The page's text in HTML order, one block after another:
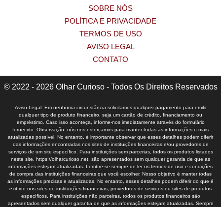
SOBRE NÓS
POLÍTICA E PRIVACIDADE
TERMOS DE USO
AVISO LEGAL
CONTATO
© 2022 - 2026 Olhar Curioso - Todos Os Direitos Reservados
Aviso Legal: Em nenhuma circunstância solicitamos qualquer pagamento para emitir
qualquer tipo de produto financeiro, seja um cartão de crédito, financiamento ou
empréstimo. Caso isso aconteça, informe-nos imediatamente através do formulário
fornecido. Observação: nós nos esforçamos para manter todas as informações o mais
atualizadas possível. No entanto, é importante observar que esses detalhes podem diferir
das informações encontradas nos sites de instituições financeiras e/ou provedores de
serviços de um site específico. Para instituições sem parcerias, todos os produtos listados
neste site, https://olharcurioso.net, são apresentados sem qualquer garantia de que as
informações estejam atualizadas. Lembre-se sempre de ler os termos de uso e condições
de compra das instituições financeiras que você escolher. Nosso objetivo é manter todas
as informações precisas e atualizadas. No entanto, esses detalhes podem diferir do que é
exibido nos sites de instituições financeiras, provedores de serviços ou sites de produtos
específicos. Para instituições não parceiras, todos os produtos financeiros são
apresentados sem qualquer garantia de que as informações estejam atualizadas. Sempre